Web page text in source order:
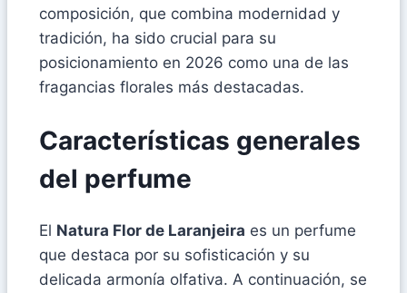
composición, que combina modernidad y
tradición, ha sido crucial para su
posicionamiento en 2026 como una de las
fragancias florales más destacadas.
Características generales
del perfume
El Natura Flor de Laranjeira es un perfume
que destaca por su sofisticación y su
delicada armonía olfativa. A continuación, se